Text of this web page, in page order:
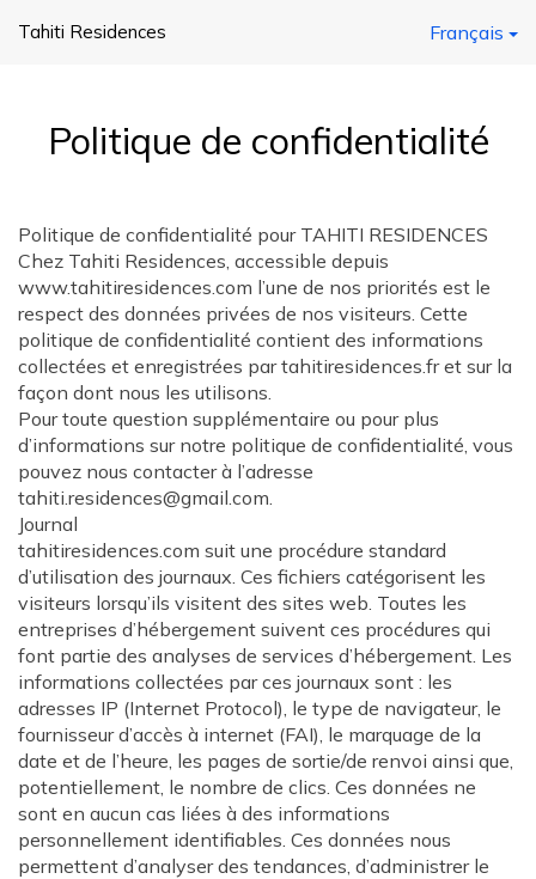
Tahiti Residences Français
Politique de confidentialité
Politique de confidentialité pour TAHITI RESIDENCES
Chez Tahiti Residences, accessible depuis
www.tahitiresidences.com l’une de nos priorités est le
respect des données privées de nos visiteurs. Cette
politique de confidentialité contient des informations
collectées et enregistrées par tahitiresidences.fr et sur la
façon dont nous les utilisons.
Pour toute question supplémentaire ou pour plus
d’informations sur notre politique de confidentialité, vous
pouvez nous contacter à l’adresse
tahiti.residences@gmail.com.
Journal
tahitiresidences.com suit une procédure standard
d’utilisation des journaux. Ces fichiers catégorisent les
visiteurs lorsqu’ils visitent des sites web. Toutes les
entreprises d’hébergement suivent ces procédures qui
font partie des analyses de services d’hébergement. Les
informations collectées par ces journaux sont : les
adresses IP (Internet Protocol), le type de navigateur, le
fournisseur d’accès à internet (FAI), le marquage de la
date et de l’heure, les pages de sortie/de renvoi ainsi que,
potentiellement, le nombre de clics. Ces données ne
sont en aucun cas liées à des informations
personnellement identifiables. Ces données nous
permettent d’analyser des tendances, d’administrer le